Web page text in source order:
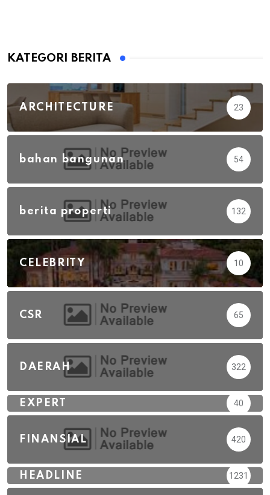
KATEGORI BERITA
ARCHITECTURE 23
bahan bangunan 54
berita properti 132
CELEBRITY 10
CSR 65
DAERAH 322
EXPERT 40
FINANSIAL 420
HEADLINE 1231